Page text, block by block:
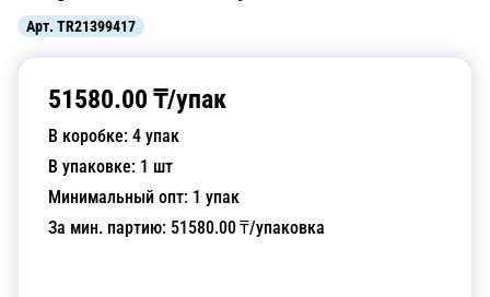
Арт. TR21399417
51580.00 ₸/упак
В коробке: 4 упак
В упаковке: 1 шт
Минимальный опт: 1 упак
За мин. партию: 51580.00₸/упаковка